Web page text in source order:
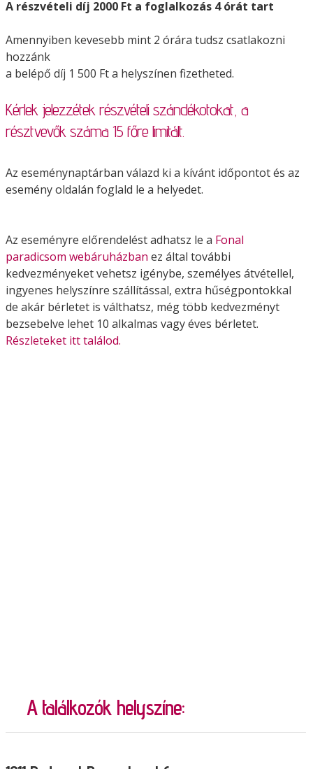
A részvételi díj 2000 Ft a foglalkozás 4 órát tart
Amennyiben kevesebb mint 2 órára tudsz csatlakozni
hozzánk
a belépő díj 1 500 Ft a helyszínen fizetheted.
Kérlek jelezzétek részvételi szándékotokat, a
résztvevők száma 15 főre limitált.
Az eseménynaptárban válazd ki a kívánt időpontot és az
esemény oldalán foglald le a helyedet.
Az eseményre előrendelést adhatsz le a Fonal
paradicsom webáruházban ez által további
kedvezményeket vehetsz igénybe, személyes átvétellel,
ingyenes helyszínre szállítással, extra hűségpontokkal
de akár bérletet is válthatsz, még több kedvezményt
bezsebelve lehet 10 alkalmas vagy éves bérletet.
Részleteket itt találod.
A találkozók helyszíne: